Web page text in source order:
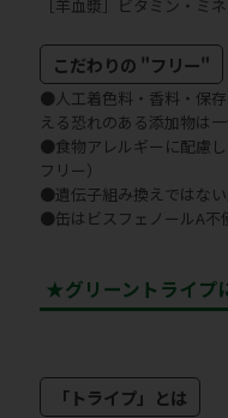
［羊血漿］ビタミン・ミ
こだわりの "フリー"
●人工着色料・香料・保
える恐れのある添加物は
●食物アレルギーに配慮
フリー）
●遺伝子組み換えではない
●缶はビスフェノールA不
★グリーントライプ
「トライプ」とは